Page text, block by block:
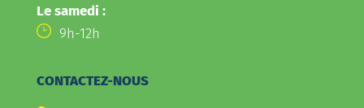
Le samedi :
9h-12h
CONTACTEZ-NOUS